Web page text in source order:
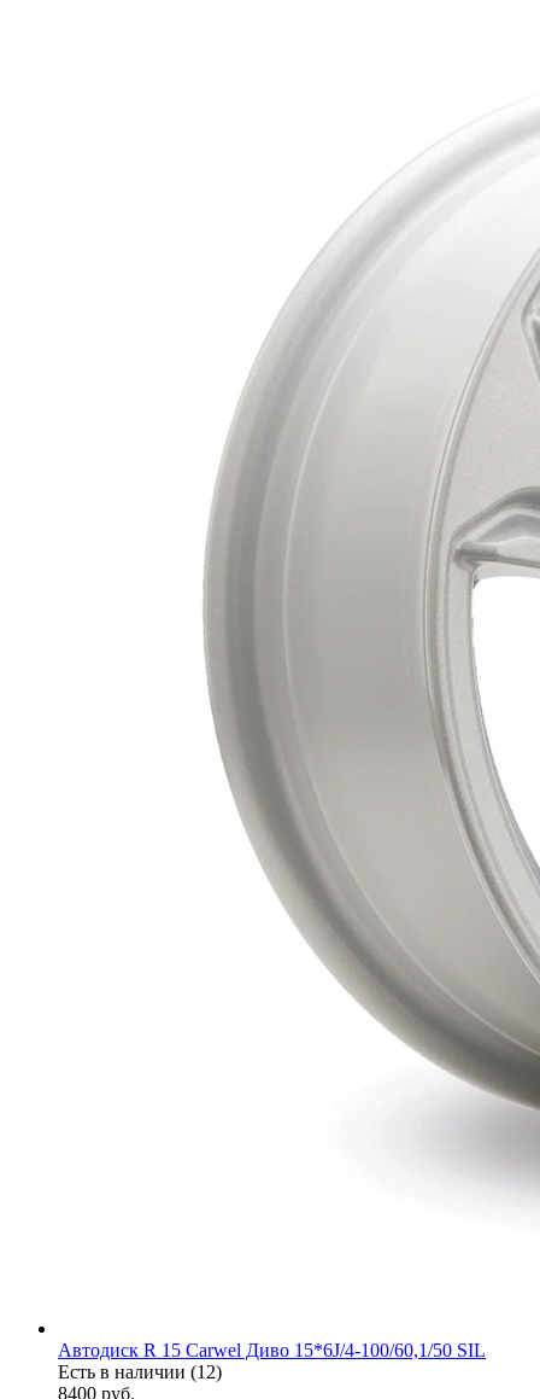
Автодиск R 15 Carwel Диво 15*6J/4-100/60,1/50 SIL
Есть в наличии (12)
8400 руб.